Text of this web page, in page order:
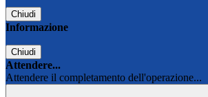
Chiudi
Informazione
Chiudi
Attendere...
Attendere il completamento dell'operazione...